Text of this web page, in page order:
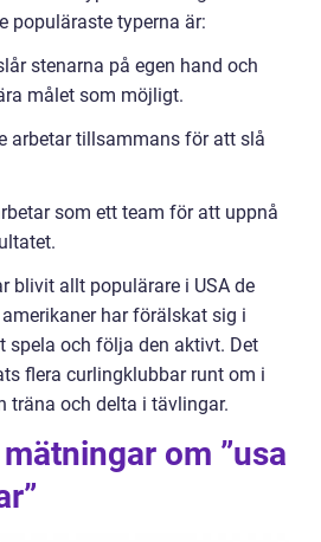
populäraste typerna är:
stenarna på egen hand och
målet som möjligt.
arbetar tillsammans för att slå
som ett team för att uppnå
blivit allt populärare i USA de
har förälskat sig i
spela och följa den aktivt. Det
flera curlingklubbar runt om i
träna och delta i tävlingar.
om ”usa